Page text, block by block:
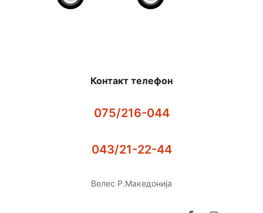
Контакт телефон
075/216-044
043/21-22-44
Велес Р.Македонија